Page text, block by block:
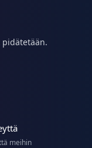
pidätetään.
meihin